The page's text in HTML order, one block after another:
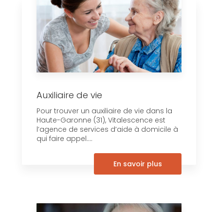
Auxiliaire de vie
Pour trouver un auxiliaire de vie dans la
Haute-Garonne (31), Vitalescence est
l’agence de services d’aide à domicile à
qui faire appel....
En savoir plus